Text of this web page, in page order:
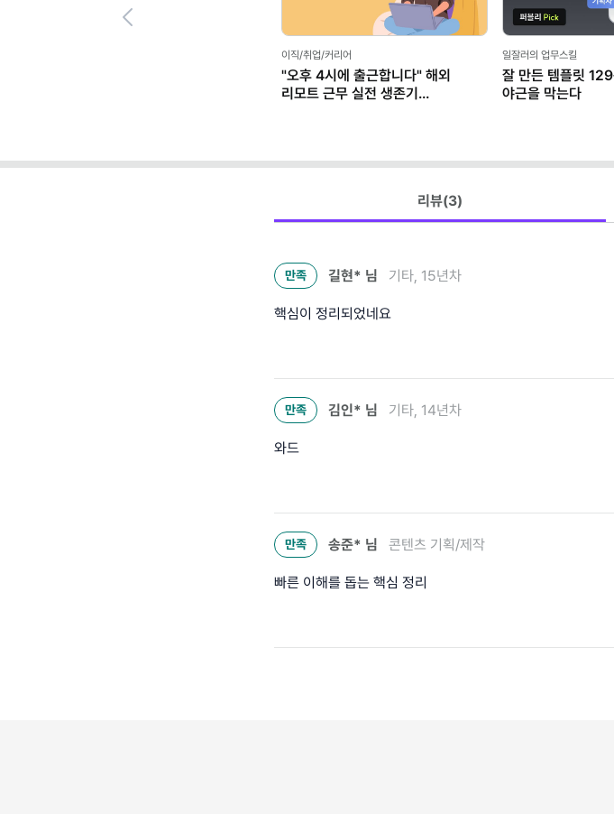
이직/취업/커리어
"오후 4시에 출근합니다" 해외
리모트 근무 실전 생존기
일잘러의 업무스킬
잘 만든 템플릿 129
야근을 막는다
리뷰(3)
만족 길현* 님 기타, 15년차
핵심이 정리되었네요
만족 김인* 님 기타, 14년차
와드
만족 송준* 님 콘텐츠 기획/제작
빠른 이해를 돕는 핵심 정리